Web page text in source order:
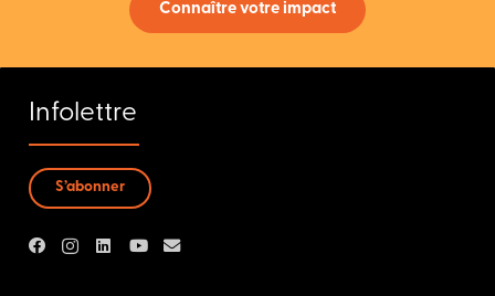
Connaître votre impact
Infolettre
S’abonner